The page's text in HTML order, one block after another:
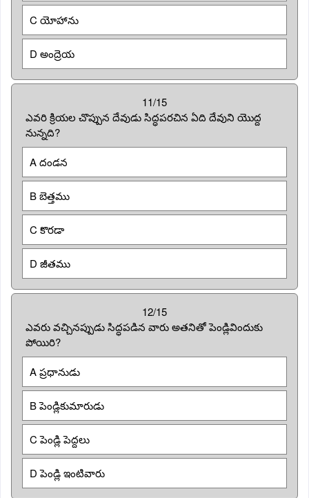
C యోహాను
D అంద్రెయ
11/15
ఎవరి క్రియల చొప్పున దేవుడు సిద్ధపరచిన ఏది దేవుని యొద్ద
నున్నది?
A దండన
B బెత్తము
C కొరడా
D జీతము
12/15
ఎవరు వచ్చినప్పుడు సిద్ధపడిన వారు అతనితో పెండ్లివిందుకు
పోయిరి?
A ప్రధానుడు
B పెండ్లికుమారుడు
C పెండ్లి పెద్దలు
D పెండ్లి ఇంటివారు